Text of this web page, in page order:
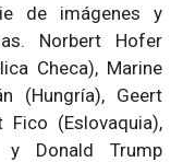
de imágenes y
Norbert Hofer
Checa), Marine
(Hungría), Geert
Fico (Eslovaquia),
y Donald Trump